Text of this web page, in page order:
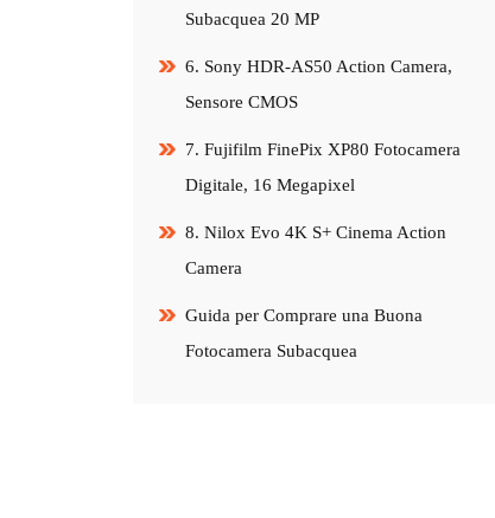
Subacquea 20 MP
6. Sony HDR-AS50 Action Camera,
Sensore CMOS
7. Fujifilm FinePix XP80 Fotocamera
Digitale, 16 Megapixel
8. Nilox Evo 4K S+ Cinema Action
Camera
Guida per Comprare una Buona
Fotocamera Subacquea